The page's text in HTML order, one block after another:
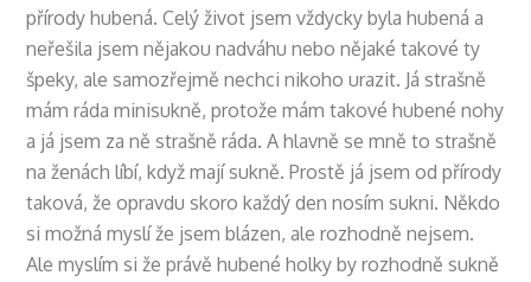
přírody hubená. Celý život jsem vždycky byla hubená a
neřešila jsem nějakou nadváhu nebo nějaké takové ty
špeky, ale samozřejmě nechci nikoho urazit. Já strašně
mám ráda minisukně, protože mám takové hubené nohy
a já jsem za ně strašně ráda. A hlavně se mně to strašně
na ženách líbí, když mají sukně. Prostě já jsem od přírody
taková, že opravdu skoro každý den nosím sukni. Někdo
si možná myslí že jsem blázen, ale rozhodně nejsem.
Ale myslím si že právě hubené holky by rozhodně sukně